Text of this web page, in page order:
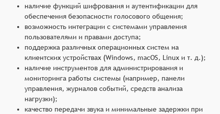
наличие функций шифрования и аутентификации для
обеспечения безопасности голосового общения;
возможность интеграции с системами управления
пользователями и правами доступа;
поддержка различных операционных систем на
клиентских устройствах (Windows, macOS, Linux и т. д.);
наличие инструментов для администрирования и
мониторинга работы системы (например, панели
управления, журналов событий, средств анализа
нагрузки);
качество передачи звука и минимальные задержки при